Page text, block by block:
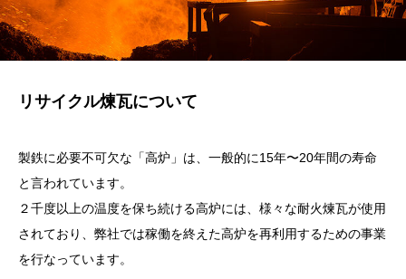
リサイクル煉瓦について
製鉄に必要不可欠な「高炉」は、一般的に15年〜20年間の寿命
と言われています。
２千度以上の温度を保ち続ける高炉には、様々な耐火煉瓦が使用
されており、弊社では稼働を終えた高炉を再利用するための事業
を行なっています。